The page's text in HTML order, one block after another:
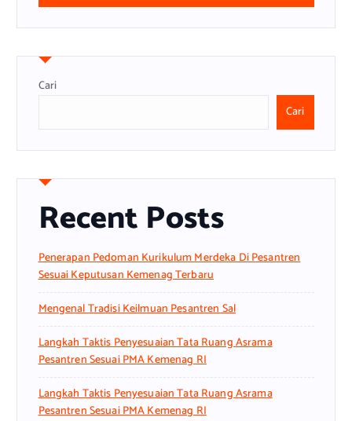
Cari
Cari
Recent Posts
Penerapan Pedoman Kurikulum Merdeka Di Pesantren
Sesuai Keputusan Kemenag Terbaru
Mengenal Tradisi Keilmuan Pesantren Sal
Langkah Taktis Penyesuaian Tata Ruang Asrama
Pesantren Sesuai PMA Kemenag RI
Langkah Taktis Penyesuaian Tata Ruang Asrama
Pesantren Sesuai PMA Kemenag RI